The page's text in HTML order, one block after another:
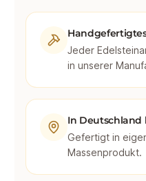
Jeder
in unserer
In Deutschland
Gefertigt in
Massenprodukt.